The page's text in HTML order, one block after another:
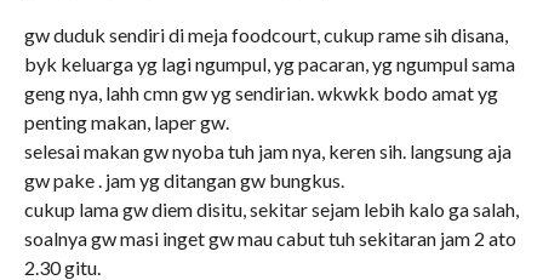
gw duduk sendiri di meja foodcourt, cukup rame sih disana,
byk keluarga yg lagi ngumpul, yg pacaran, yg ngumpul sama
geng nya, lahh cmn gw yg sendirian. wkwkk bodo amat yg
penting makan, laper gw.
selesai makan gw nyoba tuh jam nya, keren sih. langsung aja
gw pake . jam yg ditangan gw bungkus.
cukup lama gw diem disitu, sekitar sejam lebih kalo ga salah,
soalnya gw masi inget gw mau cabut tuh sekitaran jam 2 ato
2.30 gitu.